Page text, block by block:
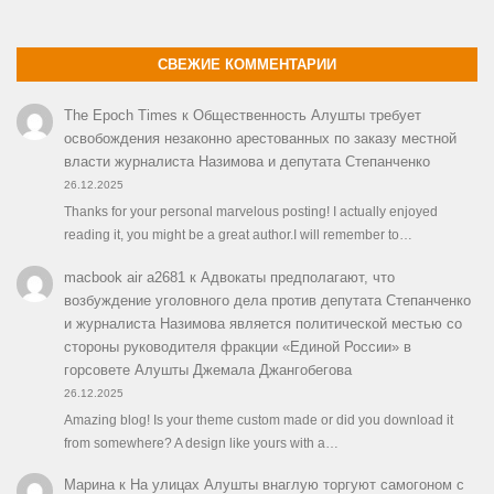
СВЕЖИЕ КОММЕНТАРИИ
The Epoch Times к Общественность Алушты требует
освобождения незаконно арестованных по заказу местной
власти журналиста Назимова и депутата Степанченко
26.12.2025
Thanks for your personal marvelous posting! I actually enjoyed
reading it, you might be a great author.I will remember to…
macbook air a2681 к Адвокаты предполагают, что
возбуждение уголовного дела против депутата Степанченко
и журналиста Назимова является политической местью со
стороны руководителя фракции «Единой России» в
горсовете Алушты Джемала Джангобегова
26.12.2025
Amazing blog! Is your theme custom made or did you download it
from somewhere? A design like yours with a…
Маринак На улицах Алушты внаглую торгуют самогоном с